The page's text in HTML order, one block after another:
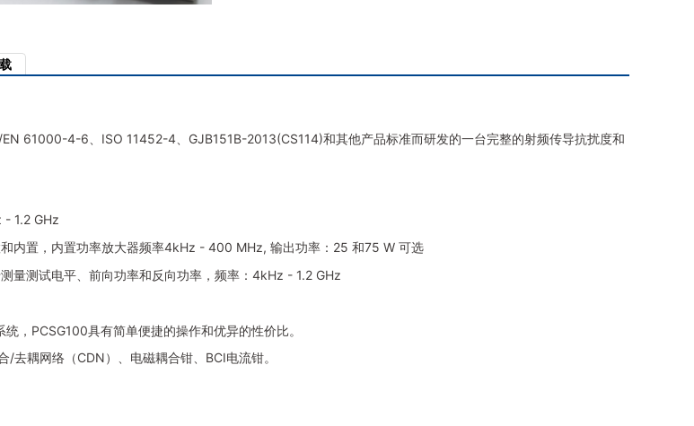
EN 61000-4-6 ISO 11452-4 GJB151B-2013(CS114)和其他产品标准而研发的一台完整的射频传导抗扰度和
- 1.2 GHz
内置，内置功率放大器频率4kHz - 400 MHz, 输出功率： 25 和75 W 可选
量测试电平、前向功率和反向功率，频率： 4kHz - 1.2 GHz
， PCSG100具有简单便捷的操作和优异的性价比。
/去耦网络（CDN）、电磁耦合钳、 BCI电流钳。